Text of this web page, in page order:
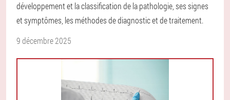
développement et la classification de la pathologie, ses signes
et symptômes, les méthodes de diagnostic et de traitement.
9 décembre 2025